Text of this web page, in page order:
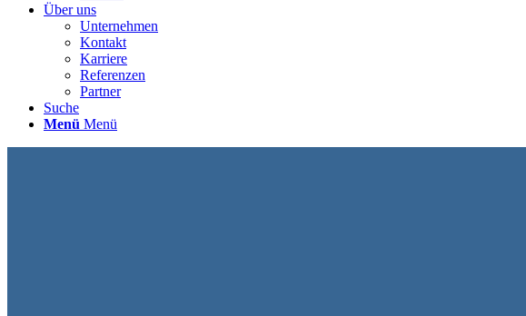
Über uns
Unternehmen
Kontakt
Karriere
Referenzen
Partner
Suche
Menü Menü